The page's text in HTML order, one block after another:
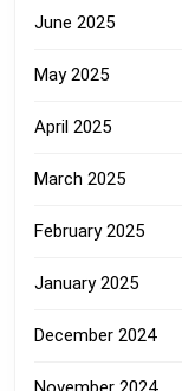
June 2025
May 2025
April 2025
March 2025
February 2025
January 2025
December 2024